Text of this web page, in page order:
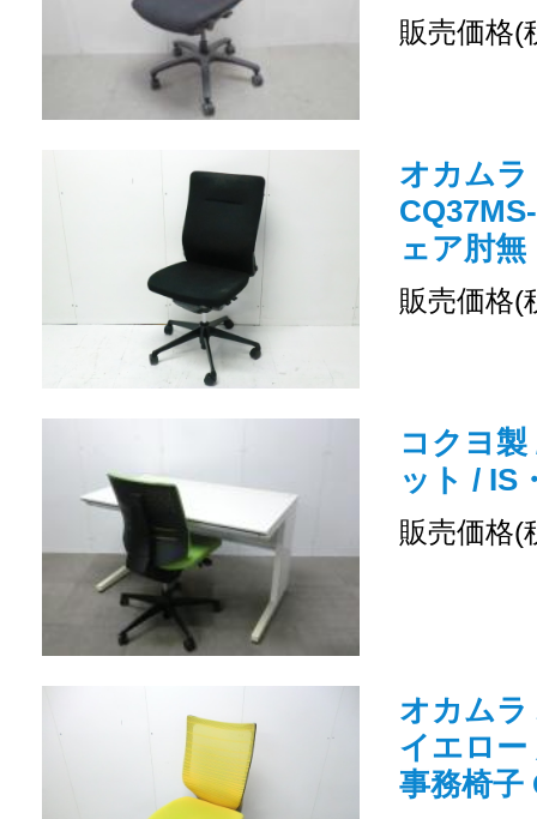
販売価格(
オカムラ
ェア肘無
販売価格(
コクヨ
ット / IS
販売価格(
オカムラ
イエロ
事務椅子